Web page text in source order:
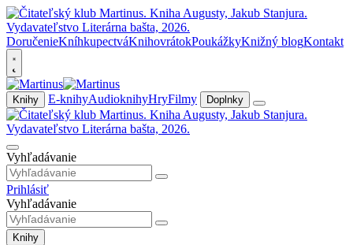
DoručenieKníhkupectváKnihovrátokPoukážkyKnižný blogKontakt
Knihy E-knihyAudioknihyHryFilmy Doplnky
Vyhľadávanie
Prihlásiť
Vyhľadávanie
Knihy